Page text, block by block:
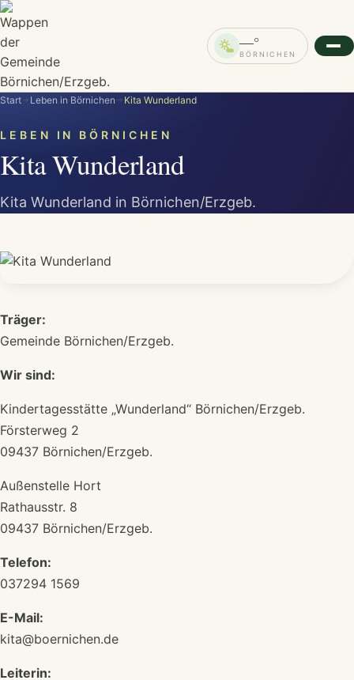
—°
BÖRNICHEN
Start Leben in Börnichen Kita Wunderland
LEBEN IN BÖRNICHEN
Kita Wunderland
Kita Wunderland in Börnichen/Erzgeb.
Träger:
Gemeinde Börnichen/Erzgeb.
Wir sind:
Kindertagesstätte „Wunderland“ Börnichen/Erzgeb.
Försterweg 2
09437 Börnichen/Erzgeb.
Außenstelle Hort
Rathausstr. 8
09437 Börnichen/Erzgeb.
Telefon:
037294 1569
E-Mail:
kita@boernichen.de
Leiterin: